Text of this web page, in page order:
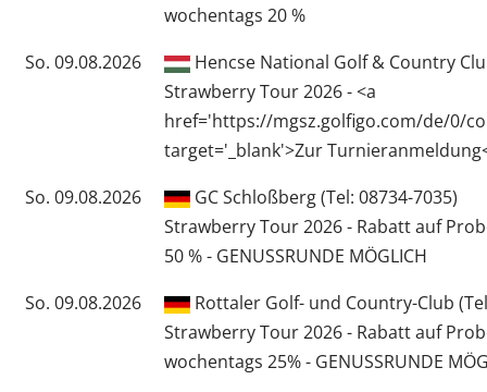
wochentags 20 %
So. 09.08.2026
Hencse National Golf & Country
Strawberry Tour 2026 - <a
href='https://mgsz.golfigo.com/de/0/
target='_blank'>Zur
So. 09.08.2026
GC Schloßberg (Tel: 08734-7035)
Strawberry Tour 2026 - Rabatt auf
50 % - GENUSSRUNDE MÖGLICH
So. 09.08.2026
Rottaler Golf- und Country-Club
Strawberry Tour 2026 - Rabatt auf
wochentags 25% - GENUSSRUNDE